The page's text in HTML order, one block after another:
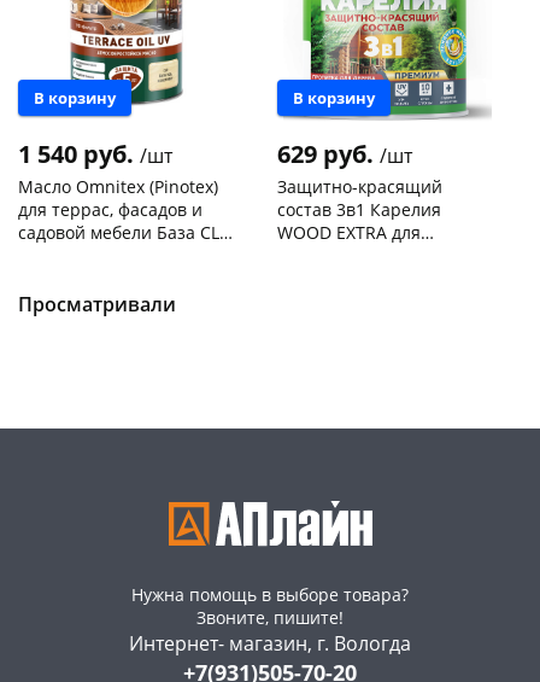
В корзину
1 540 руб. /шт
Масло Omnitex (Pinotex)
для террас, фасадов и
садовой мебели База CLR
В корзину
629 руб. /шт
Защитно-красящий
состав 3в1 Карелия
WOOD EXTRA для
Просматривали
Нужна помощь в выборе товара?
Звоните, пишите!
Интернет- магазин, г. Вологда
+7(931)505-70-20